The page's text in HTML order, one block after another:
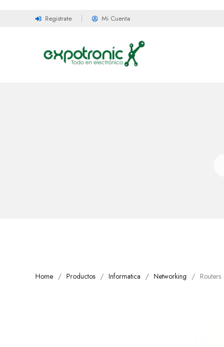
Registrate Mi Cuenta
Home Productos Informatica Networking Routers